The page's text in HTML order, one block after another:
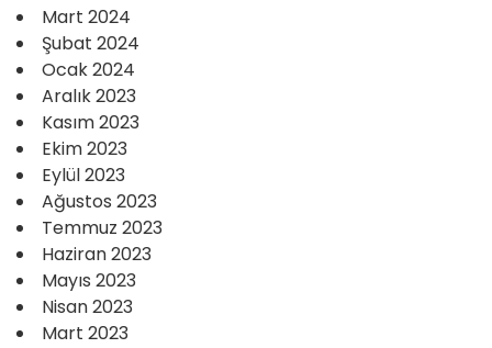
Mart 2024
Şubat 2024
Ocak 2024
Aralık 2023
Kasım 2023
Ekim 2023
Eylül 2023
Ağustos 2023
Temmuz 2023
Haziran 2023
Mayıs 2023
Nisan 2023
Mart 2023